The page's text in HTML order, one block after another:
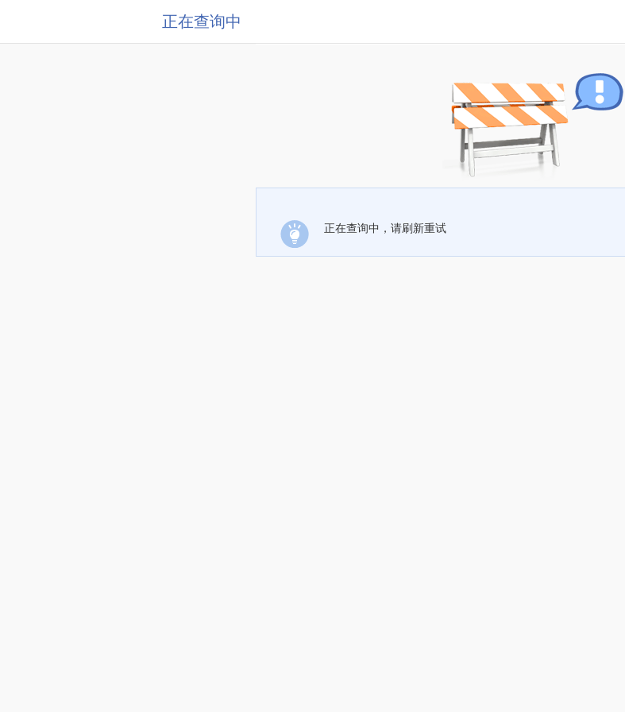
正在查询中
正在查询中，请刷新重试